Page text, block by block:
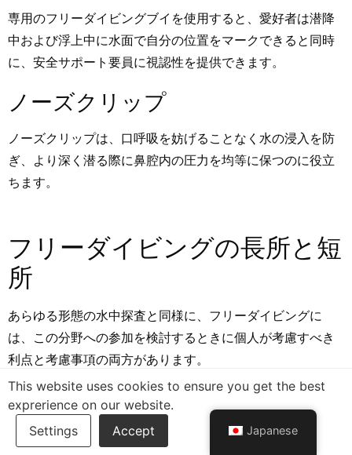
専用のフリーダイビングブイを使用すると、愛好者は潜降
中および浮上中に水面で自分の位置をマークできると同時
に、安全サポート要員に視認性を提供できます。
ノーズクリップ
ノーズクリップは、口呼吸を妨げることなく水の浸入を防
ぎ、より深く潜る際に鼻腔内の圧力を均等に保つのに役立
ちます。
フリーダイビングの長所と短
所
あらゆる形態の水中探査と同様に、フリーダイビングに
は、この分野への参加を検討するときに個人が考慮すべき
利点と考慮事項の両方があります。
フリーダイビングのメリット
1. 自然とのつながり Japanese
This website uses cookies to ensure you get the best
exprerience on our website.